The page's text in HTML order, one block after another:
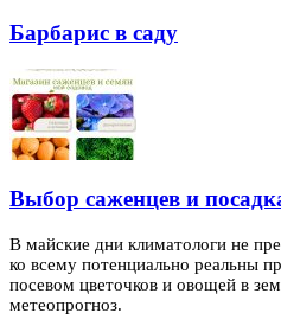
Барбарис в саду
Выбор саженцев и
В майские дни климатологи не
ко всему потенциально реальны
посевом цветочков и овощей в
метеопрогноз.